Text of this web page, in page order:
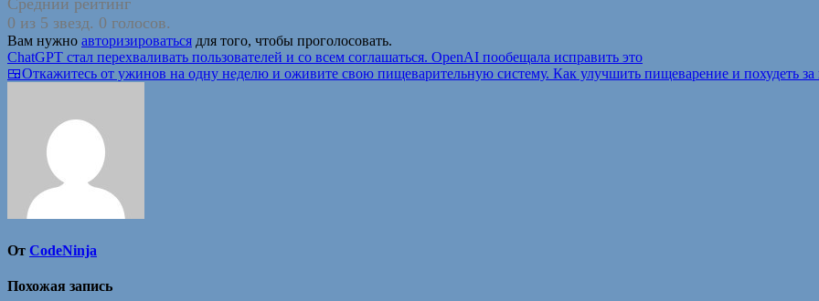
Средний рейтинг
0 из 5 звезд. 0 голосов.
Вам нужно авторизироваться для того, чтобы проголосовать.
Навигация
по
ChatGPT стал пере­хваливать пользова­телей и со всем соглашаться. OpenAI пообещала испра­вить это
🍱Откажитесь от ужинов на одну неделю и оживите свою пищеварительную систему. Как улучшить пищеварение и похудеть
От CodeNinja
Похожая запись